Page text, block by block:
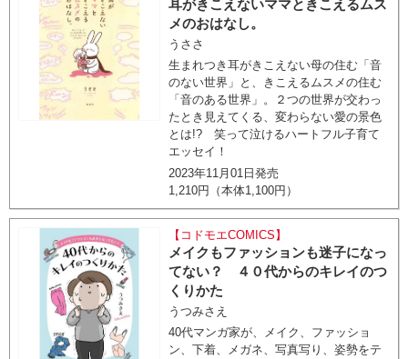
耳がきこえないママときこえるムス
メのおはなし。
うささ
生まれつき耳がきこえない母の住む「音
のない世界」と、きこえるムスメの住む
「音のある世界」。２つの世界が交わっ
たとき見えてくる、変わらない愛の景色
とは!? 笑って泣けるハートフル子育て
エッセイ！
2023年11月01日発売
1,210円（本体1,100円）
【コドモエCOMICS】
メイクもファッションも迷子になっ
てない？ ４０代からのキレイのつ
くりかた
うつみさえ
40代マンガ家が、メイク、ファッショ
ン、下着、メガネ、写真写り、姿勢をテ